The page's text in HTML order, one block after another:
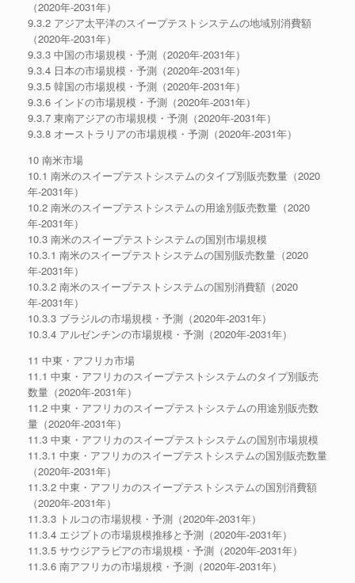
（2020年-2031年）
9.3.2 アジア太平洋のスイープテストシステムの地域別消費額
（2020年-2031年）
9.3.3 中国の市場規模・予測（2020年-2031年）
9.3.4 日本の市場規模・予測（2020年-2031年）
9.3.5 韓国の市場規模・予測（2020年-2031年）
9.3.6 インドの市場規模・予測（2020年-2031年）
9.3.7 東南アジアの市場規模・予測（2020年-2031年）
9.3.8 オーストラリアの市場規模・予測（2020年-2031年）
10 南米市場
10.1 南米のスイープテストシステムのタイプ別販売数量（2020
年-2031年）
10.2 南米のスイープテストシステムの用途別販売数量（2020
年-2031年）
10.3 南米のスイープテストシステムの国別市場規模
10.3.1 南米のスイープテストシステムの国別販売数量（2020
年-2031年）
10.3.2 南米のスイープテストシステムの国別消費額（2020
年-2031年）
10.3.3 ブラジルの市場規模・予測（2020年-2031年）
10.3.4 アルゼンチンの市場規模・予測（2020年-2031年）
11 中東・アフリカ市場
11.1 中東・アフリカのスイープテストシステムのタイプ別販売
数量（2020年-2031年）
11.2 中東・アフリカのスイープテストシステムの用途別販売数
量（2020年-2031年）
11.3 中東・アフリカのスイープテストシステムの国別市場規模
11.3.1 中東・アフリカのスイープテストシステムの国別販売数量
（2020年-2031年）
11.3.2 中東・アフリカのスイープテストシステムの国別消費額
（2020年-2031年）
11.3.3 トルコの市場規模・予測（2020年-2031年）
11.3.4 エジプトの市場規模推移と予測（2020年-2031年）
11.3.5 サウジアラビアの市場規模・予測（2020年-2031年）
11.3.6 南アフリカの市場規模・予測（2020年-2031年）